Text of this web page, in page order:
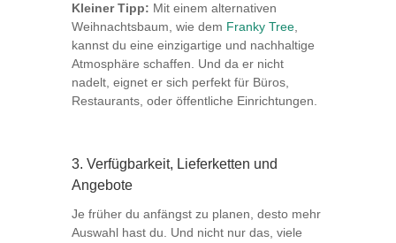
Kleiner Tipp: Mit einem alternativen
Weihnachtsbaum, wie dem Franky Tree,
kannst du eine einzigartige und nachhaltige
Atmosphäre schaffen. Und da er nicht
nadelt, eignet er sich perfekt für Büros,
Restaurants, oder öffentliche Einrichtungen.
3. Verfügbarkeit, Lieferketten und
Angebote
Je früher du anfängst zu planen, desto mehr
Auswahl hast du. Und nicht nur das, viele